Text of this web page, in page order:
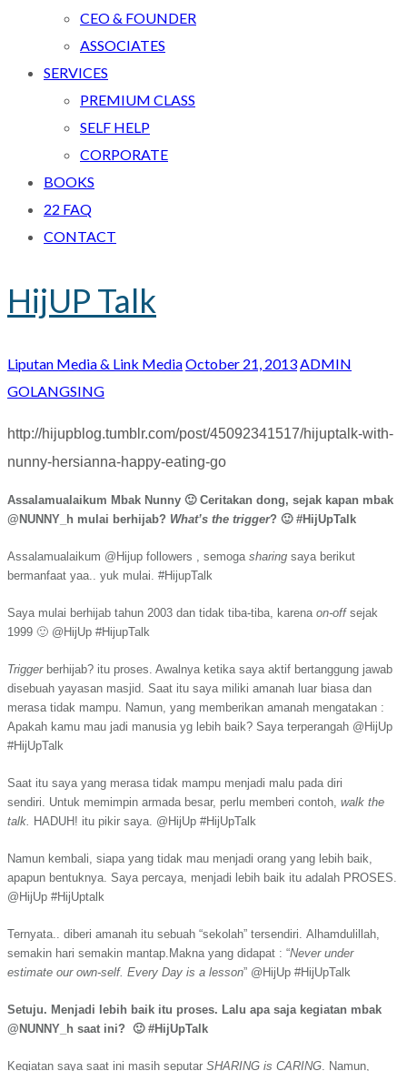
CEO & FOUNDER
ASSOCIATES
SERVICES
PREMIUM CLASS
SELF HELP
CORPORATE
BOOKS
22 FAQ
CONTACT
HijUP Talk
Liputan Media & Link MediaOctober 21, 2013 ADMIN
GOLANGSING
http://hijupblog.tumblr.com/post/45092341517/hijuptalk-with-
nunny-hersianna-happy-eating-go
Assalamualaikum Mbak Nunny 🙂 Ceritakan dong, sejak kapan mbak
@NUNNY_h mulai berhijab? What’s the trigger? 🙂 #HijUpTalk
Assalamualaikum @Hijup followers , semoga sharing saya berikut
bermanfaat yaa.. yuk mulai. #HijupTalk
Saya mulai berhijab tahun 2003 dan tidak tiba-tiba, karena on-offsejak
1999 🙂 @HijUp #HijupTalk
Triggerberhijab? itu proses. Awalnya ketika saya aktif bertanggung jawab
disebuah yayasan masjid. Saat itu saya miliki amanah luar biasa dan
merasa tidak mampu. Namun yang memberikan amanah mengatakan :
Apakah kamu mau jadi manusia yg lebih baik? Saya terperangah @HijUp
#HijUpTalk
Saat itu saya yang merasa tidak mampu menjadi malu pada diri
sendiri. Untuk memimpin armada besar, perlu memberi contoh, walk the
talk.
HADUH! itu pikir saya. @HijUp #HijUpTalk
Namun kembali, siapa yang tidak mau menjadi orang yang lebih baik,
apapun bentuknya. Saya percaya, menjadi lebih baik itu adalah PROSES.
@HijUp #HijUptalk
Ternyata.. diberi amanah itu sebuah “sekolah” tersendiri. Alhamdulillah,
semakin hari semakin mantap. Makna yang didapat : “Never under
estimate our own-self. Every Day is a lesson” @HijUp #HijUpTalk
Setuju. Menjadi lebih baik itu proses. Lalu apa saja kegiatan mbak
@NUNNY_h saat ini? 🙂 #HijUpTalk
Kegiatan saya saat ini masih seputar SHARING is CARING . Namun,